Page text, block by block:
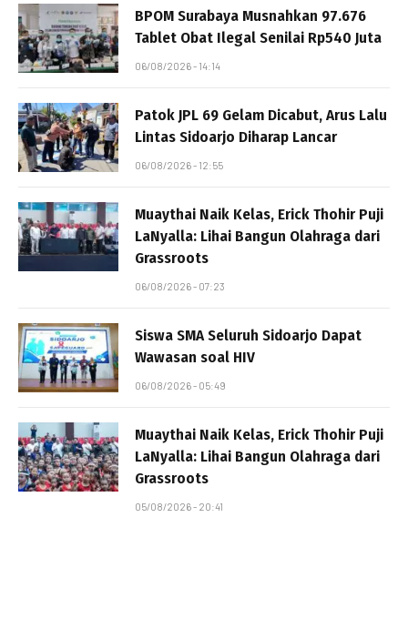
BPOM Surabaya Musnahkan 97.676
Tablet Obat Ilegal Senilai Rp540 Juta
06/08/2026 - 14:14
Patok JPL 69 Gelam Dicabut, Arus Lalu
Lintas Sidoarjo Diharap Lancar
06/08/2026 - 12:55
Muaythai Naik Kelas, Erick Thohir Puji
LaNyalla: Lihai Bangun Olahraga dari
Grassroots
06/08/2026 - 07:23
Siswa SMA Seluruh Sidoarjo Dapat
Wawasan soal HIV
06/08/2026 - 05:49
Muaythai Naik Kelas, Erick Thohir Puji
LaNyalla: Lihai Bangun Olahraga dari
Grassroots
05/08/2026 - 20:41